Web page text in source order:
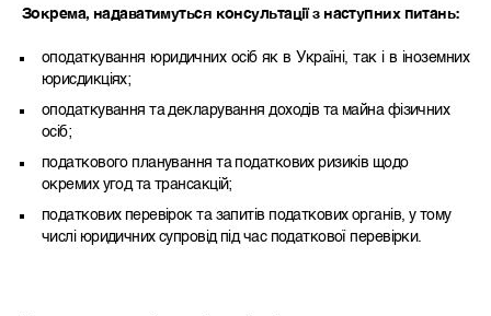
Зокрема, надаватимуться консультації з наступних питань:
оподаткування юридичних осіб як в Україні, так і в іноземних
юрисдикціях;
оподаткування та декларування доходів та майна фізичних
осіб;
податкового планування та податкових ризиків щодо
окремих угод та трансакцій;
податкових перевірок та запитів податкових органів, у тому
числі юридичних супровід під час податкової перевірки.